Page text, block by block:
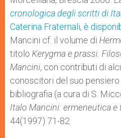
cronologica degli scritti di
Caterina Fraternali, è
Mancini cf. il volume di
titolo Kerygma e prassi.
Mancini, con contributi di
conoscitori del suo pensiero
bibliografia (a cura di S.
Italo Mancini: ermeneutica e
44(1997) 71-82.